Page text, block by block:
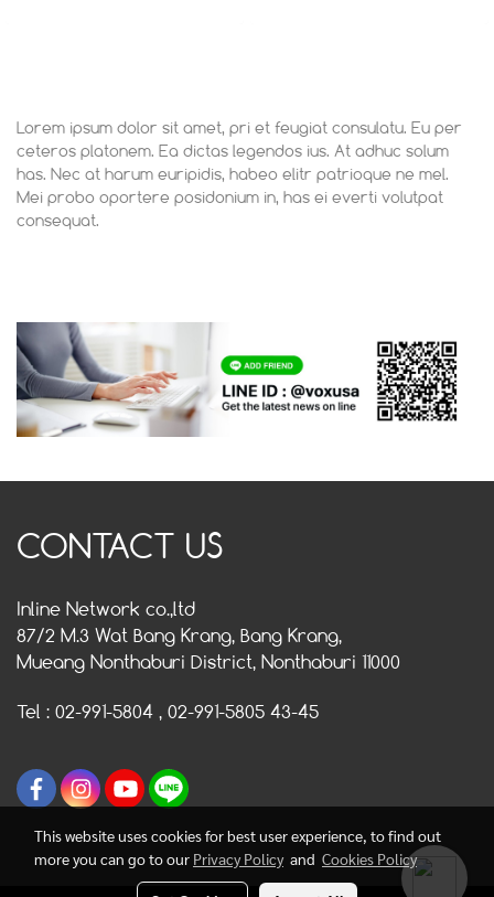
ลัดวงจร - อลูมิเนียมเกรดพรีเมียม
– แข็งแรง ทนทาน ใช้งานได้
ยาวนาน • แถมฟรี! 2 Sockets
(ช่องเสียบ 3 ขา) ในกล่องทั้ง 2 รุ่น
เลือกขนาดที่เหมาะกับการใช้งาน
- รางขนาด 40 cm. รองรับสูงสุด
Lorem ipsum dolor sit amet, pri et feugiat consulatu. Eu per
ceteros platonem. Ea dictas legendos ius. At adhuc solum
has. Nec at harum euripidis, habeo elitr patrioque ne mel.
Mei probo oportere posidonium in, has ei everti volutpat
consequat.
CONTACT US
Inline Network co.,ltd
87/2 M.3 Wat Bang Krang, Bang Krang,
Mueang Nonthaburi District, Nonthaburi 11000
Tel : 02-991-5804 , 02-991-5805 43-45
This website uses cookies for best user experience, to find out
more you can go to our Privacy Policyand Cookies Policy